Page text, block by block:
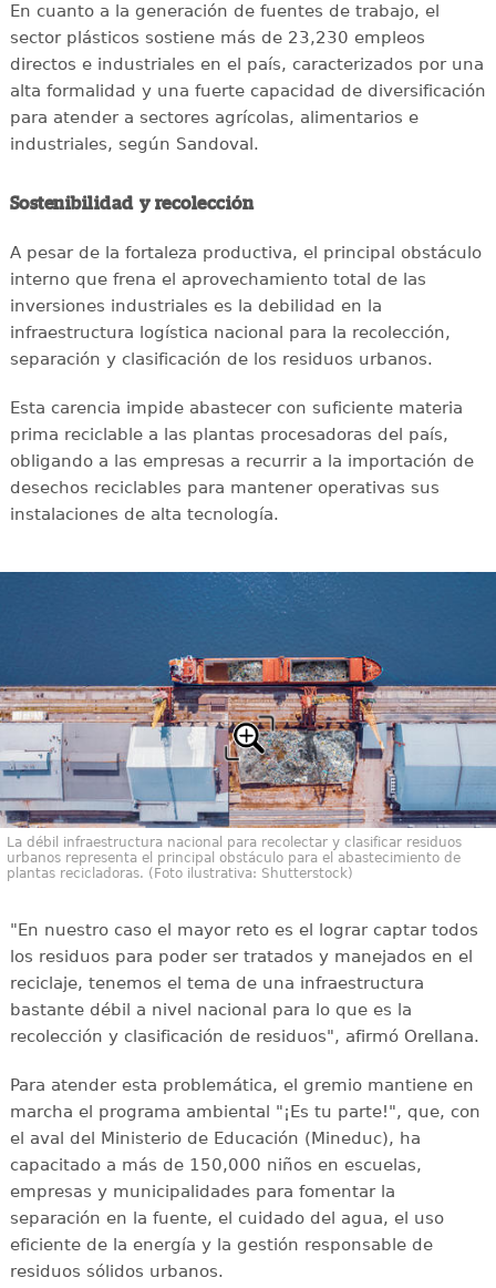
En cuanto a la generación de fuentes de trabajo, el
sector plásticos sostiene más de 23,230 empleos
directos e industriales en el país, caracterizados por una
alta formalidad y una fuerte capacidad de diversificación
para atender a sectores agrícolas, alimentarios e
industriales, según Sandoval.
Sostenibilidad y recolección
A pesar de la fortaleza productiva, el principal obstáculo
interno que frena el aprovechamiento total de las
inversiones industriales es la debilidad en la
infraestructura logística nacional para la recolección,
separación y clasificación de los residuos urbanos.
Esta carencia impide abastecer con suficiente materia
prima reciclable a las plantas procesadoras del país,
obligando a las empresas a recurrir a la importación de
desechos reciclables para mantener operativas sus
instalaciones de alta tecnología.
La débil infraestructura nacional para recolectar y clasificar residuos
urbanos representa el principal obstáculo para el abastecimiento de
plantas recicladoras. (Foto ilustrativa: Shutterstock)
"En nuestro caso el mayor reto es el lograr captar todos
los residuos para poder ser tratados y manejados en el
reciclaje, tenemos el tema de una infraestructura
bastante débil a nivel nacional para lo que es la
recolección y clasificación de residuos", afirmó Orellana.
Para atender esta problemática, el gremio mantiene en
marcha el programa ambiental "¡Es tu parte!", que, con
el aval del Ministerio de Educación (Mineduc), ha
capacitado a más de 150,000 niños en escuelas,
empresas y municipalidades para fomentar la
separación en la fuente, el cuidado del agua, el uso
eficiente de la energía y la gestión responsable de
residuos sólidos urbanos.